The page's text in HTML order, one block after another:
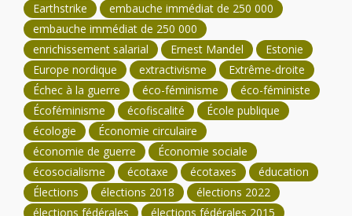
Earthstrike
embauche immédiat de 250 000
embauche immédiat de 250 000
enrichissement salarial
Ernest Mandel
Estonie
Europe nordique
extractivisme
Extrême-droite
Échec à la guerre
éco-féminisme
éco-féministe
Écoféminisme
écofiscalité
École publique
écologie
Économie circulaire
économie de guerre
Économie sociale
écosocialisme
écotaxe écotaxes
éducation
Élections
élections 2018
élections 2022
élections fédérales
élections fédérales 2015